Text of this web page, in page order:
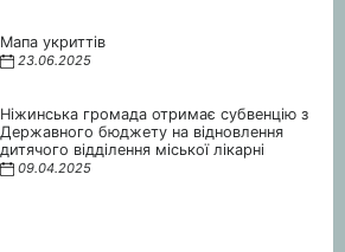
Мапа укриттів
23.06.2025
Ніжинська громада отримає субвенцію з
Державного бюджету на відновлення
дитячого відділення міської лікарні
09.04.2025